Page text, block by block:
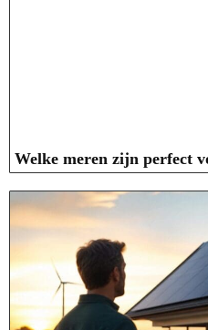
Welke meren zijn perfect